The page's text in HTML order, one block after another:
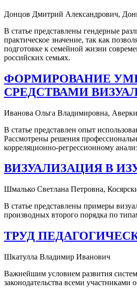
Донцов Дмитрий Александрович,
В статье представлены гендерные
практическое значение, так как
подготовке к семейной жизни
российских семьях.
ФОРМИРОВАНИЕ
СРЕДСТВАМИ
Иванова Ольга Владимировна,
В статье представлен опыт
Рассмотрены решения
корреляционно-регрессионному
ВИЗУАЛИЗАЦИЯ В
Шмалько Светлана Петровна,
В статье представлены примеры
производных второго порядка по
ТРУД
Шкатулла Владимир Иванович
Важнейшим условием развития
законодательства всеми